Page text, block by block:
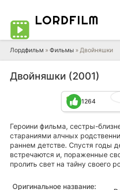
LORDFILM
Лордфильм » Фильмы » Двойняшки
Двойняшки (2001)
1264
Героини фильма, сестры-
стараниями алчных
раннем детстве. Спустя годы
встречаются и, пораженные
пролить свет на тайну своего
Оригинальное название: